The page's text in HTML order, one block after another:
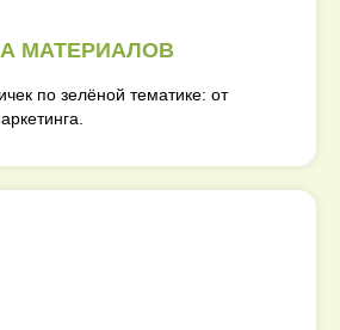
МАТЕРИАЛОВ
по зелёной тематике: от